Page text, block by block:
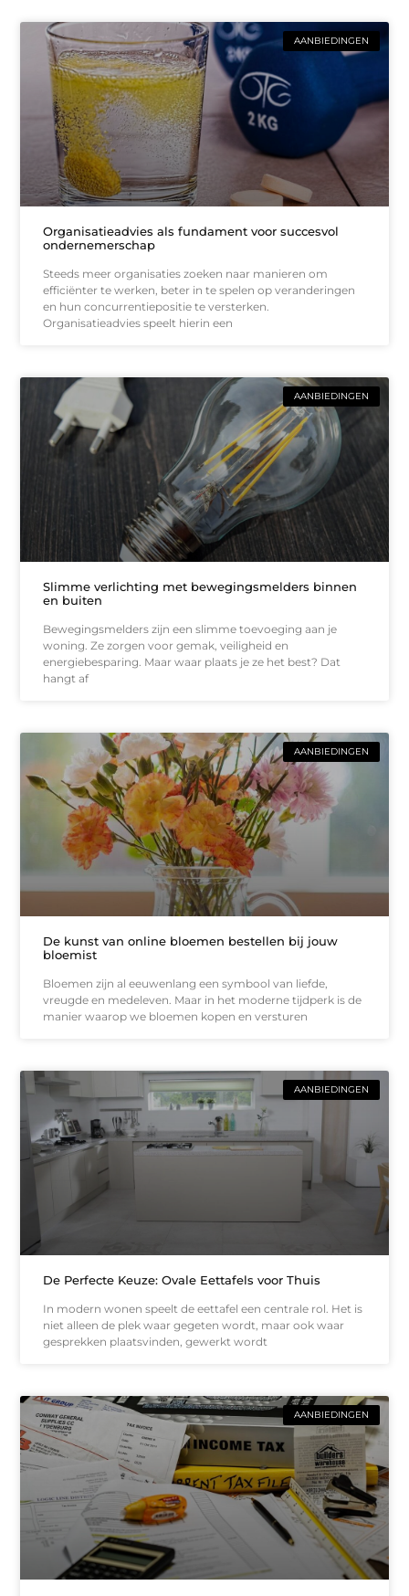
AANBIEDINGEN
Organisatieadvies als fundament voor succesvol
ondernemerschap
Steeds meer organisaties zoeken naar manieren om
efficiënter te werken, beter in te spelen op veranderingen
en hun concurrentiepositie te versterken.
Organisatieadvies speelt hierin een
AANBIEDINGEN
Slimme verlichting met bewegingsmelders binnen
en buiten
Bewegingsmelders zijn een slimme toevoeging aan je
woning. Ze zorgen voor gemak, veiligheid en
energiebesparing. Maar waar plaats je ze het best? Dat
hangt af
AANBIEDINGEN
De kunst van online bloemen bestellen bij jouw
bloemist
Bloemen zijn al eeuwenlang een symbool van liefde,
vreugde en medeleven. Maar in het moderne tijdperk is de
manier waarop we bloemen kopen en versturen
AANBIEDINGEN
De Perfecte Keuze: Ovale Eettafels voor Thuis
In modern wonen speelt de eettafel een centrale rol. Het is
niet alleen de plek waar gegeten wordt, maar ook waar
gesprekken plaatsvinden, gewerkt wordt
AANBIEDINGEN